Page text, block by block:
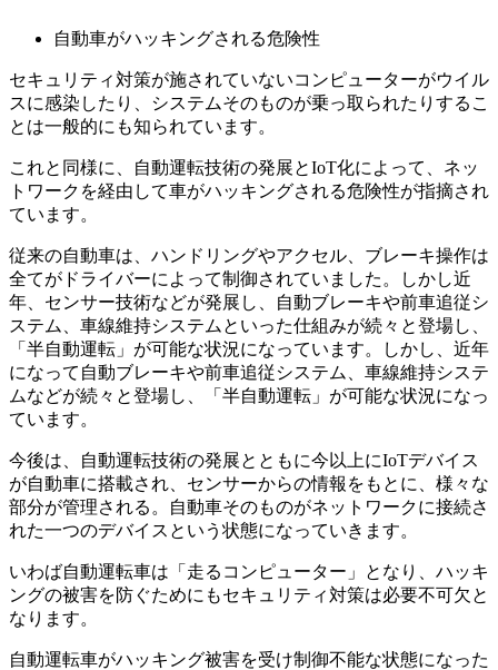
自動車がハッキングされる危険性
セキュリティ対策が施されていないコンピューターがウイル
スに感染したり、システムそのものが乗っ取られたりするこ
とは一般的にも知られています。
これと同様に、自動運転技術の発展とIoT化によって、ネッ
トワークを経由して車がハッキングされる危険性が指摘され
ています。
従来の自動車は、ハンドリングやアクセル、ブレーキ操作は
全てがドライバーによって制御されていました。しかし近
年、センサー技術などが発展し、自動ブレーキや前車追従シ
ステム、車線維持システムといった仕組みが続々と登場し、
「半自動運転」が可能な状況になっています。しかし、近年
になって自動ブレーキや前車追従システム、車線維持システ
ムなどが続々と登場し、「半自動運転」が可能な状況になっ
ています。
今後は、自動運転技術の発展とともに今以上にIoTデバイス
が自動車に搭載され、センサーからの情報をもとに、様々な
部分が管理される。自動車そのものがネットワークに接続さ
れた一つのデバイスという状態になっていきます。
いわば自動運転車は「走るコンピューター」となり、ハッキ
ングの被害を防ぐためにもセキュリティ対策は必要不可欠と
なります。
自動運転車がハッキング被害を受け制御不能な状態になった